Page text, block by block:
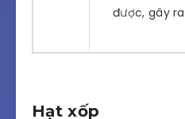
được, gây
Hạt xốp